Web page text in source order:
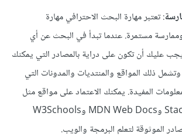
: تعتبر مهارة البحث الاحترافي مهارة
مستمرة. عندما تبدأ في البحث عن أي
عليك أن تكون على دراية بالمصادر التي يمكنك
وتشمل ذلك المواقع والمنتديات والمدونات التي
المفيدة. يمكنك الاعتماد على مواقع مثل
Stack Overflow وMDN Web Docs وW3Schools
الموثوقة لتعلم البرمجة والويب.